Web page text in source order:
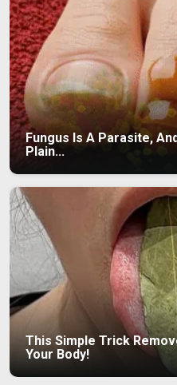
Fungus Is A Parasite,
Plain...
This Simple Trick
Your Body!